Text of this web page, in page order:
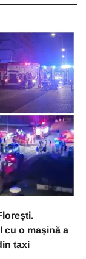
cu o mașină a
taxi